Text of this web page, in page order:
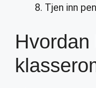
Tjen inn
Hvordan